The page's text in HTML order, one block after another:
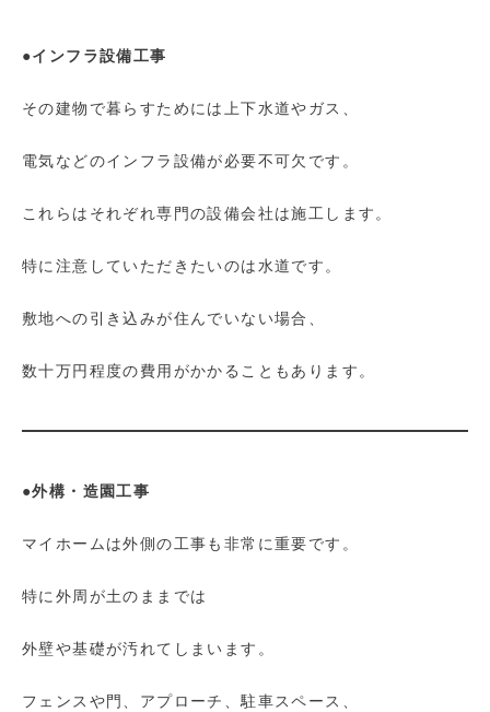
●インフラ設備工事
その建物で暮らすためには上下水道やガス、
電気などのインフラ設備が必要不可欠です。
これらはそれぞれ専門の設備会社は施工します。
特に注意していただきたいのは水道です。
敷地への引き込みが住んでいない場合、
数十万円程度の費用がかかることもあります。
●外構・造園工事
マイホームは外側の工事も非常に重要です。
特に外周が土のままでは
外壁や基礎が汚れてしまいます。
フェンスや門、アプローチ、駐車スペース、